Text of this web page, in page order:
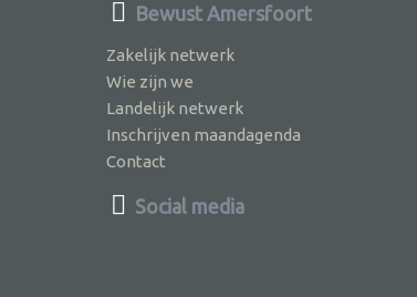
Bewust Amersfoort
Zakelijk netwerk
Wie zijn we
Landelijk netwerk
Inschrijven maandagenda
Contact
Social media